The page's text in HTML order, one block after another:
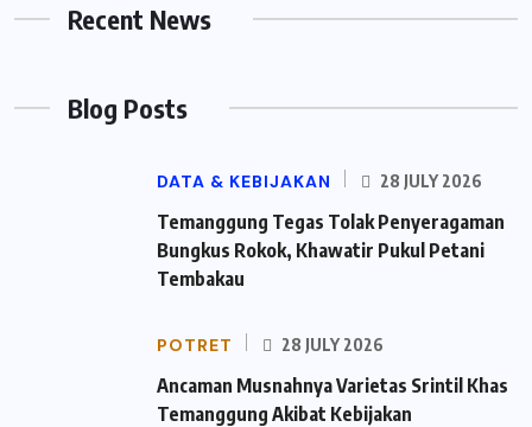
Recent News
Blog Posts
DATA & KEBIJAKAN 28 JULY 2026
Temanggung Tegas Tolak Penyeragaman
Bungkus Rokok, Khawatir Pukul Petani
Tembakau
POTRET 28 JULY 2026
Ancaman Musnahnya Varietas Srintil Khas
Temanggung Akibat Kebijakan